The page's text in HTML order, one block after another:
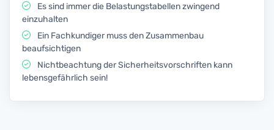
Es sind immer die Belastungstabellen zwingend
einzuhalten
Ein Fachkundiger muss den Zusammenbau
beaufsichtigen
Nichtbeachtung der Sicherheitsvorschriften kann
lebensgefährlich sein!